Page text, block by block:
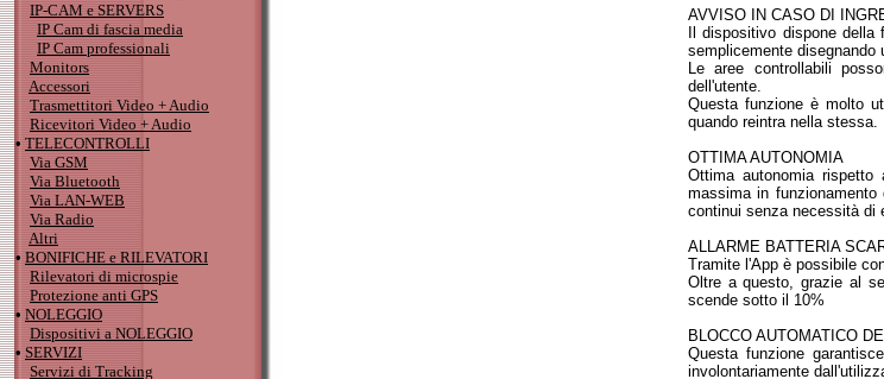
IP-CAM e SERVERS
IP Cam di fascia media
IP Cam professionali
Monitors
Accessori
Trasmettitori Video + Audio
Ricevitori Video + Audio
• TELECONTROLLI
Via GSM
Via Bluetooth
Via LAN-WEB
Via Radio
Altri
• BONIFICHE e RILEVATORI
Rilevatori di microspie
Protezione anti GPS
• NOLEGGIO
Dispositivi a NOLEGGIO
• SERVIZI
Servizi di Tracking
AVVISO IN CASO DI
Il dispositivo dispone
semplicemente disegnando
Le aree controllabili
dell'utente.
Questa funzione è molto
quando reintra nella stessa.
OTTIMA AUTONOMIA
Ottima autonomia
massima in
continui senza necessità di
ALLARME BATTERIA
Tramite l'App è possibile
Oltre a questo, grazie al
scende sotto il 10%
BLOCCO AUTOMATICO
Questa funzione
involontariamente